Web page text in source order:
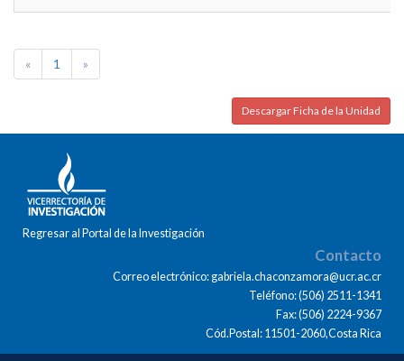
« 1 »
Descargar Ficha de la Unidad
Regresar al Portal de la Investigación
Contacto
Correo electrónico: gabriela.chaconzamora@ucr.ac.cr
Teléfono: (506) 2511-1341
Fax: (506) 2224-9367
Cód.Postal: 11501-2060,Costa Rica